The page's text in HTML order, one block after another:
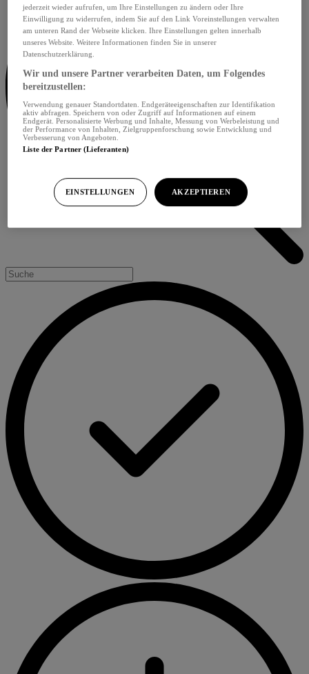
jederzeit wieder aufrufen, um Ihre Einstellungen zu ändern oder Ihre
Einwilligung zu widerrufen, indem Sie auf den Link Voreinstellungen verwalten
am unteren Rand der Webseite klicken. Ihre Einstellungen gelten innerhalb
unseres Website. Weitere Informationen finden Sie in unserer
Datenschutzerklärung.
Wir und unsere Partner verarbeiten Daten, um Folgendes
bereitzustellen:
Verwendung genauer Standortdaten. Endgeräteeigenschaften zur Identifikation
aktiv abfragen. Speichern von oder Zugriff auf Informationen auf einem
Endgerät. Personalisierte Werbung und Inhalte, Messung von Werbeleistung und
der Performance von Inhalten, Zielgruppenforschung sowie Entwicklung und
Verbesserung von Angeboten.
Liste der Partner (Lieferanten)
EINSTELLUNGEN AKZEPTIEREN